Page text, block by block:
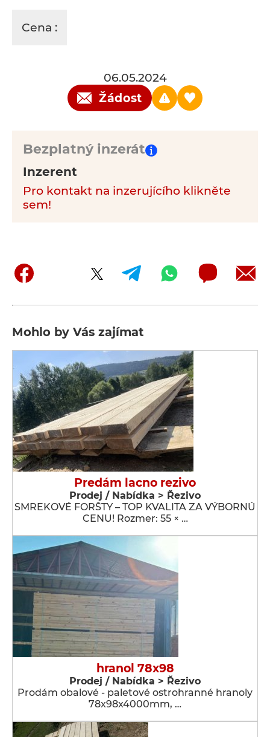
Cena :
06.05.2024
Žádost
Bezplatný inzerát
Inzerent
Pro kontakt na inzerujícího klikněte
sem!
Mohlo by Vás zajímat
Predám lacno rezivo
Prodej / Nabídka > Řezivo
SMREKOVÉ FORŠTY – TOP KVALITA ZA VÝBORNÚ
CENU! Rozmer: 55 × …
hranol 78x98
Prodej / Nabídka > Řezivo
Prodám obalové - paletové ostrohranné hranoly
78x98x4000mm, …